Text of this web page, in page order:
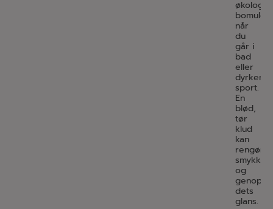
når
du
går i
bad
eller
dyrker
sport.
En
blød,
tør
klud
kan
rengøre
smykket
og
dets
glans.